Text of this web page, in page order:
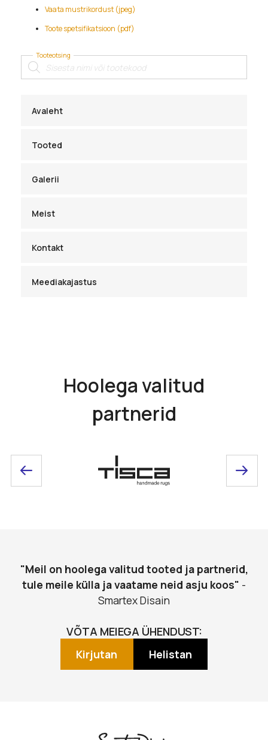
Tooteotsing
Products
search
Avaleht
Tooted
Galerii
Meist
Kontakt
Meediakajastus
Vaata mustrikordust (jpeg)
Toote spetsifikatsioon (pdf)
Hoolega valitud
partnerid
"Meil on hoolega valitud tooted ja partnerid,
tule meile külla ja vaatame neid asju koos" -
Smartex Disain
VÕTA MEIEGA ÜHENDUST:
Kirjutan Helistan